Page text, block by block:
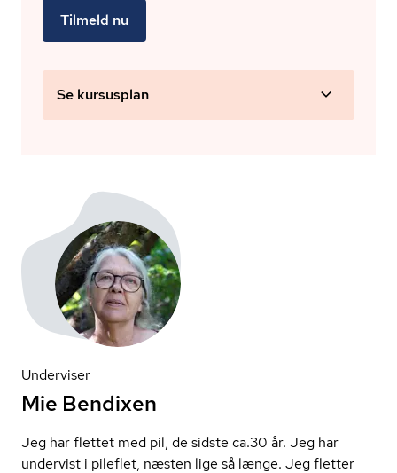
Tilmeld nu
Se kursusplan
Underviser
Mie Bendixen
Jeg har flettet med pil, de sidste ca.30 år. Jeg har
undervist i pileflet, næsten lige så længe. Jeg fletter